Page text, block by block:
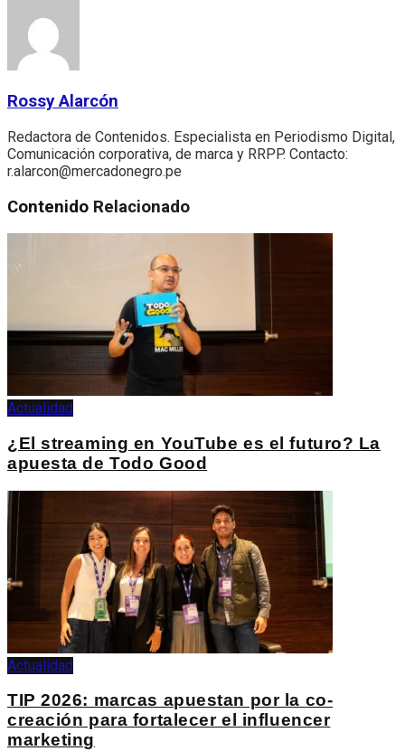
Rossy Alarcón
Redactora de Contenidos. Especialista en Periodismo Digital,
Comunicación corporativa, de marca y RRPP. Contacto:
r.alarcon@mercadonegro.pe
Contenido Relacionado
Actualidad
¿El streaming en YouTube es el futuro? La
apuesta de Todo Good
Actualidad
TIP 2026: marcas apuestan por la co-
creación para fortalecer el influencer
marketing